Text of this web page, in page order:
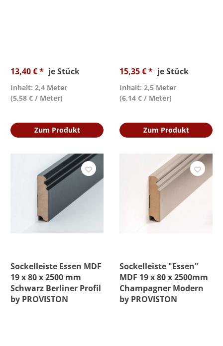
13,40 € * je Stück
Inhalt: 2,4 Meter
(5,58 € / Meter)
Zum Produkt
15,35 € * je Stück
Inhalt: 2,5 Meter
(6,14 € / Meter)
Zum Produkt
Sockelleiste Essen MDF
19 x 80 x 2500 mm
Schwarz Berliner Profil
by PROVISTON
Sockelleiste "Essen"
MDF 19 x 80 x 2500mm
Champagner Modern
by PROVISTON